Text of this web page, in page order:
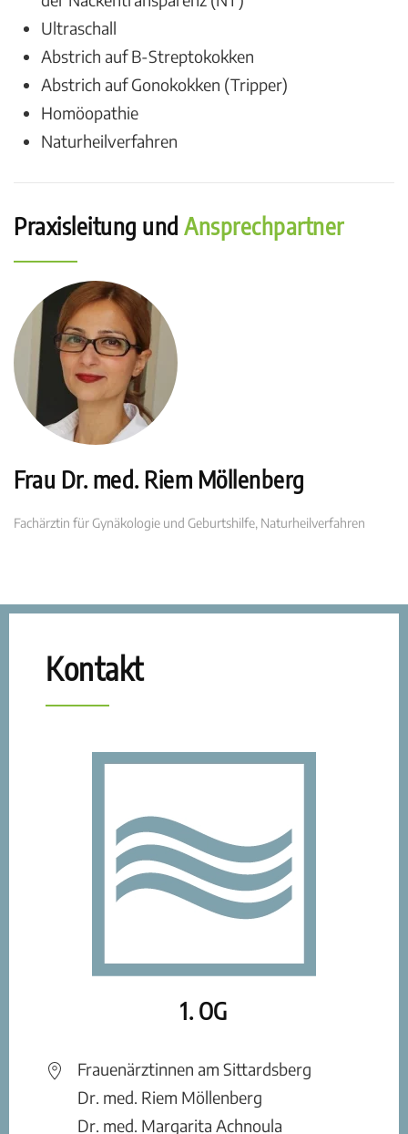
Ultraschall
Abstrich auf B-Streptokokken
Abstrich auf Gonokokken (Tripper)
Homöopathie
Naturheilverfahren
Praxisleitung und Ansprechpartner
Frau Dr. med. Riem Möllenberg
Fachärztin für Gynäkologie und Geburtshilfe, Naturheilverfahren
Kontakt
1. OG
Frauenärztinnen am Sittardsberg
Dr. med. Riem Möllenberg
Dr. med. Margarita Achnoula